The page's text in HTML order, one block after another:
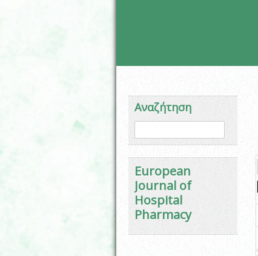
Αναζήτηση
Φόρμα αναζήτησης
European
Journal of
Hospital
Pharmacy